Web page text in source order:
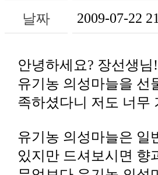
날짜 2009-07-22
안녕하세요? 장선생님!
족하셨다니 저도 너무
있지만 드셔보시면 향